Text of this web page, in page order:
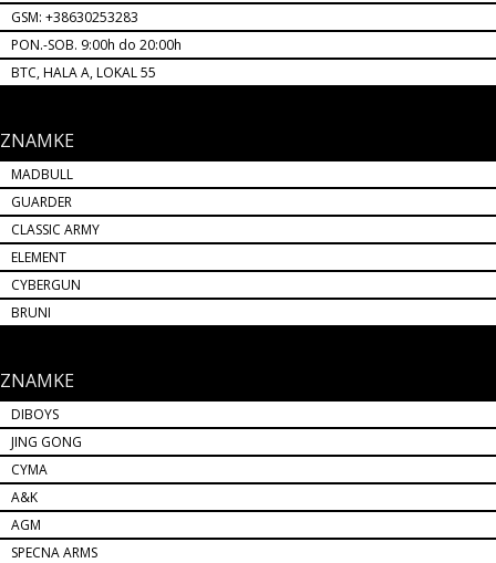
GSM: +38630253283
PON.-SOB. 9:00h do 20:00h
BTC, HALA A, LOKAL 55
ZNAMKE
MADBULL
GUARDER
CLASSIC ARMY
ELEMENT
CYBERGUN
BRUNI
ZNAMKE
DIBOYS
JING GONG
CYMA
A&K
AGM
SPECNA ARMS